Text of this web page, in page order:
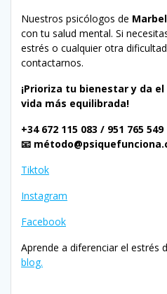
Nuestros psicólogos de
con tu salud mental. Si
estrés o cualquier otra
contactarnos.
¡Prioriza tu bienestar y da
vida más equilibrada!
+34 672 115 083 / 951 765 549
📧
Tiktok
Instagram
Facebook
Aprende a diferenciar el estrés
blog.